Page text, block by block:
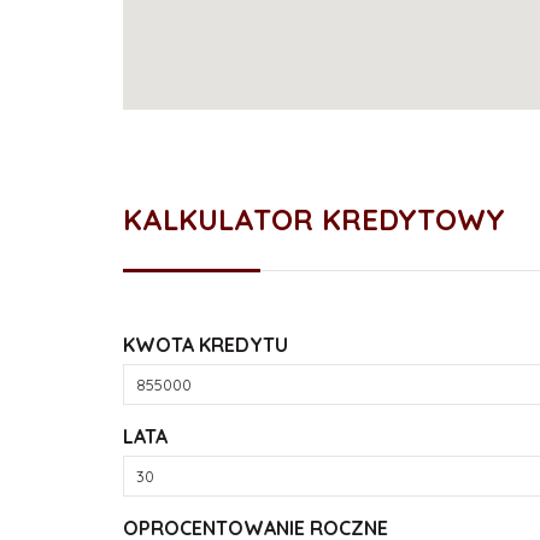
KALKULATOR KREDYTOWY
KWOTA KREDYTU
LATA
OPROCENTOWANIE ROCZNE